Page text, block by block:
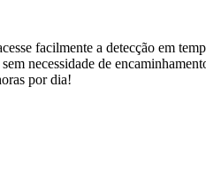
facilmente a detecção em
necessidade de
por dia!